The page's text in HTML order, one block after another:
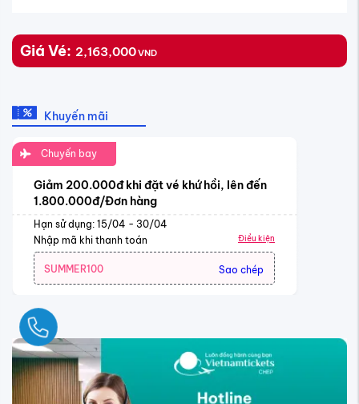
Giá Vé: 2,163,000VND
Khuyến mãi
Chuyến bay
Giảm 200.000đ khi đặt vé khứ hồi, lên đến
1.800.000đ/Đơn hàng
Hạn sử dụng: 15/04 - 30/04
Nhập mã khi thanh toán
Điều kiện
SUMMER100 Sao chép